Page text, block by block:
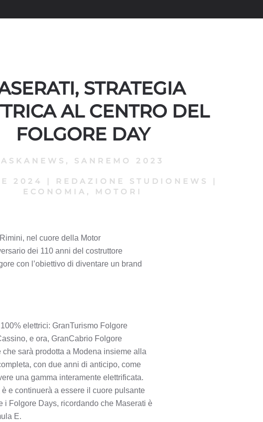
STRATEGIA
AL CENTRO DEL
FOLGORE DAY
ASKANEWS , SANREMO 2023
2024 | REDAZIONE STUDIONEWS
|
ECONOMIA, MOTORI
nel cuore della Motor
dei 110 anni del costruttore
con l’obiettivo di diventare un brand
elettrici: GranTurismo Folgore
e ora, GranCabrio Folgore
sarà prodotta a Modena insieme alla
con due anni di anticipo, come
una gamma interamente elettrificata.
e continuerà a essere il cuore pulsante
i Folgore Days, ricordando che Maserati è
E.